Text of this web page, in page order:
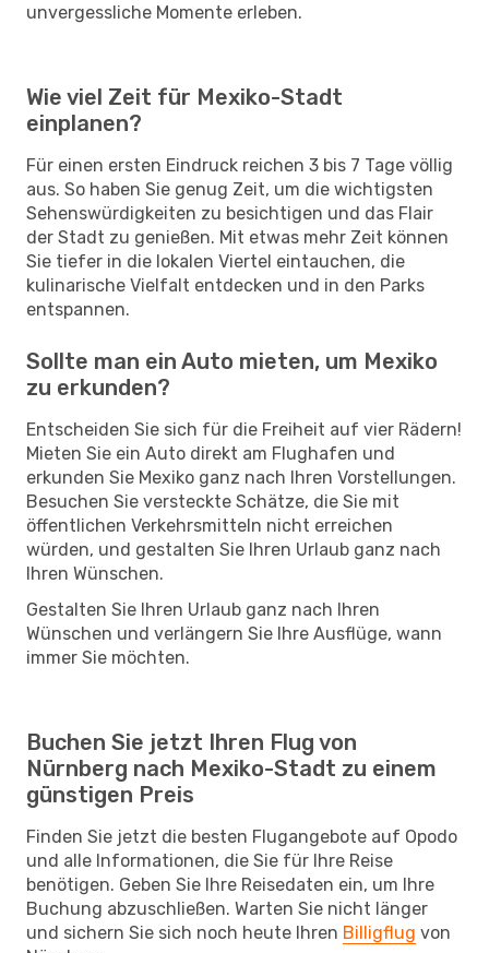
unvergessliche Momente erleben.
Wie viel Zeit für Mexiko-Stadt
einplanen?
Für einen ersten Eindruck reichen 3 bis 7 Tage völlig
aus. So haben Sie genug Zeit, um die wichtigsten
Sehenswürdigkeiten zu besichtigen und das Flair
der Stadt zu genießen. Mit etwas mehr Zeit können
Sie tiefer in die lokalen Viertel eintauchen, die
kulinarische Vielfalt entdecken und in den Parks
entspannen.
Sollte man ein Auto mieten, um Mexiko
zu erkunden?
Entscheiden Sie sich für die Freiheit auf vier Rädern!
Mieten Sie ein Auto direkt am Flughafen und
erkunden Sie Mexiko ganz nach Ihren Vorstellungen.
Besuchen Sie versteckte Schätze, die Sie mit
öffentlichen Verkehrsmitteln nicht erreichen
würden, und gestalten Sie Ihren Urlaub ganz nach
Ihren Wünschen.
Gestalten Sie Ihren Urlaub ganz nach Ihren
Wünschen und verlängern Sie Ihre Ausflüge, wann
immer Sie möchten.
Buchen Sie jetzt Ihren Flug von
Nürnberg nach Mexiko-Stadt zu einem
günstigen Preis
Finden Sie jetzt die besten Flugangebote auf Opodo
und alle Informationen, die Sie für Ihre Reise
benötigen. Geben Sie Ihre Reisedaten ein, um Ihre
Buchung abzuschließen. Warten Sie nicht länger
und sichern Sie sich noch heute Ihren Billigflug von